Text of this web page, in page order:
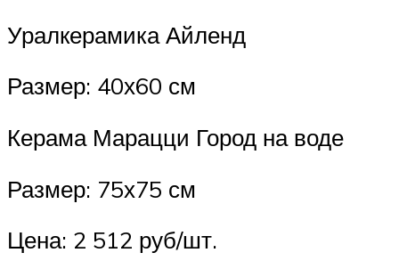
Уралкерамика Айленд
Размер: 40х60 см
Керама Марацци Город на воде
Размер: 75х75 см
Цена: 2 512 руб/шт.